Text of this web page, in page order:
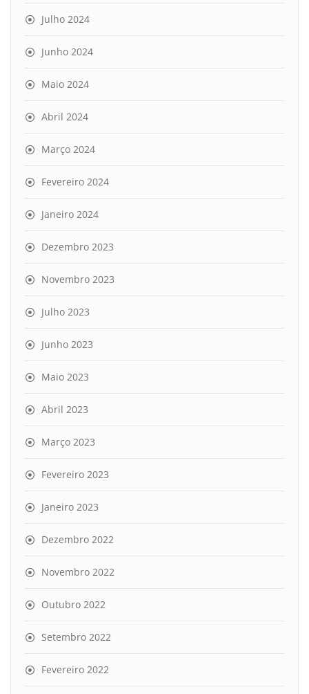
Julho 2024
Junho 2024
Maio 2024
Abril 2024
Março 2024
Fevereiro 2024
Janeiro 2024
Dezembro 2023
Novembro 2023
Julho 2023
Junho 2023
Maio 2023
Abril 2023
Março 2023
Fevereiro 2023
Janeiro 2023
Dezembro 2022
Novembro 2022
Outubro 2022
Setembro 2022
Fevereiro 2022